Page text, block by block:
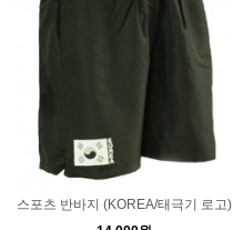
스포츠 반바지 (KOREA/태극기 로고)